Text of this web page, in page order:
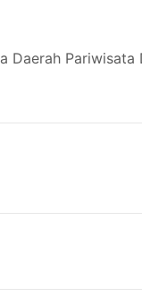
Daerah